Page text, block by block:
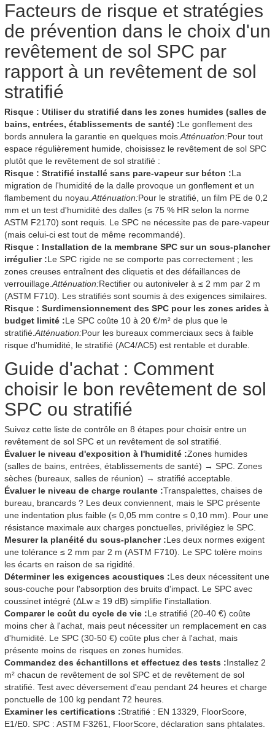
Facteurs de risque et stratégies
de prévention dans le choix d'un
revêtement de sol SPC par
rapport à un revêtement de sol
stratifié
Risque : Utiliser du stratifié dans les zones humides (salles de
bains, entrées, établissements de santé) :Le gonflement des
bords annulera la garantie en quelques mois. Atténuation:Pour tout
espace régulièrement humide, choisissez le revêtement de sol SPC
plutôt que le revêtement de sol stratifié :
Risque : Stratifié installé sans pare-vapeur sur béton :La
migration de l'humidité de la dalle provoque un gonflement et un
flambement du noyau. Atténuation:Pour le stratifié, un film PE de 0,2
mm et un test d'humidité des dalles (≤ 75 % HR selon la norme
ASTM F2170) sont requis. Le SPC ne nécessite pas de pare-vapeur
(mais celui-ci est tout de même recommandé).
Risque : Installation de la membrane SPC sur un sous-plancher
irrégulier :Le SPC rigide ne se comporte pas correctement ; les
zones creuses entraînent des cliquetis et des défaillances de
verrouillage. Atténuation:Rectifier ou autoniveler à ≤ 2 mm par 2 m
(ASTM F710). Les stratifiés sont soumis à des exigences similaires.
Risque : Surdimensionnement des SPC pour les zones arides à
budget limité :Le SPC coûte 10 à 20 €/m² de plus que le
stratifié. Atténuation:Pour les bureaux commerciaux secs à faible
risque d'humidité, le stratifié (AC4/AC5) est rentable et durable.
Guide d'achat : Comment
choisir le bon revêtement de sol
SPC ou stratifié
Suivez cette liste de contrôle en 8 étapes pour choisir entre un
revêtement de sol SPC et un revêtement de sol stratifié.
Évaluer le niveau d'exposition à l'humidité :Zones humides
(salles de bains, entrées, établissements de santé) → SPC. Zones
sèches (bureaux, salles de réunion) → stratifié acceptable.
Évaluer le niveau de charge roulante :Transpalettes, chaises de
bureau, brancards ? Les deux conviennent, mais le SPC présente
une indentation plus faible (≤ 0,05 mm contre ≤ 0,10 mm). Pour une
résistance maximale aux charges ponctuelles, privilégiez le SPC.
Mesurer la planéité du sous-plancher :Les deux normes exigent
une tolérance ≤ 2 mm par 2 m (ASTM F710). Le SPC tolère moins
les écarts en raison de sa rigidité.
Déterminer les exigences acoustiques :Les deux nécessitent une
sous-couche pour l'absorption des bruits d'impact. Le SPC avec
coussinet intégré (ΔLw ≥ 19 dB) simplifie l'installation.
Comparer le coût du cycle de vie :Le stratifié (20-40 €) coûte
moins cher à l'achat, mais peut nécessiter un remplacement en cas
d'humidité. Le SPC (30-50 €) coûte plus cher à l'achat, mais
présente moins de risques en zones humides.
Commandez des échantillons et effectuez des tests :Installez 2
m² chacun de revêtement de sol SPC et de revêtement de sol
stratifié. Test avec déversement d'eau pendant 24 heures et charge
ponctuelle de 100 kg pendant 72 heures.
Examiner les certifications :Stratifié : EN 13329, FloorScore,
E1/E0. SPC : ASTM F3261, FloorScore, déclaration sans phtalates.